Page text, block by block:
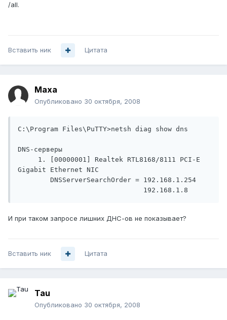
/all.
Вставить ник Цитата
Maxa
Опубликовано 30 октября, 2008
C:\Program Files\PuTTY>netsh diag show dns
DNS-серверы
1. [00000001] Realtek RTL8168/8111 PCI-E
Gigabit Ethernet NIC
DNSServerSearchOrder = 192.168.1.254
192.168.1.8
И при таком запросе лишних ДНС-ов не показывает?
Вставить ник Цитата
Tau
Опубликовано 30 октября, 2008